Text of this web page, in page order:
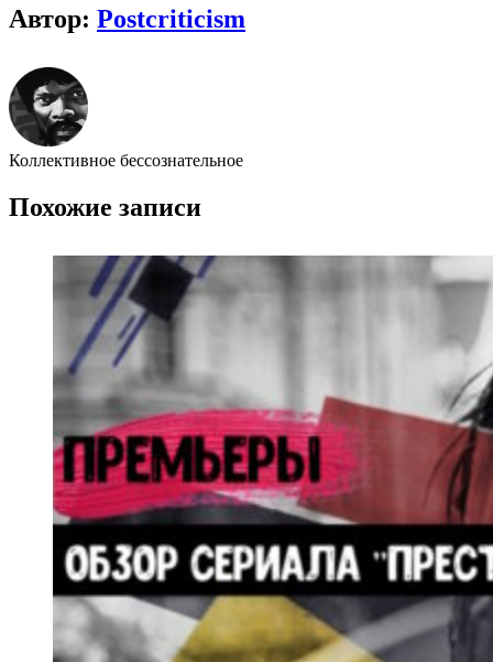
Автор: Postcriticism
Коллективное бессознательное
Похожие записи